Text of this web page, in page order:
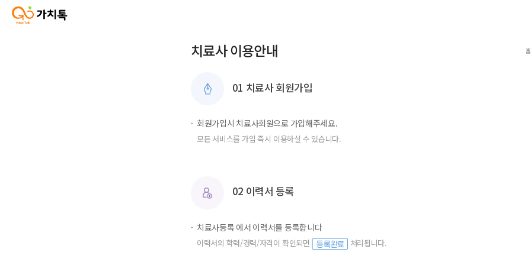
치료사 이용안내 홈
01 치료사 회원가입
회원가입시 치료사회원으로 가입해주세요.
모든 서비스를 가입 즉시 이용하실 수 있습니다.
02 이력서 등록
치료사등록 에서 이력서를 등록합니다
이력서의 학력/경력/자격이 확인되면 처리됩니다.